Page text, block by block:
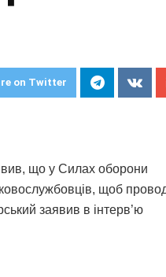
on Twitter
що у Силах оборони
щоб
заявив в інтерв’ю